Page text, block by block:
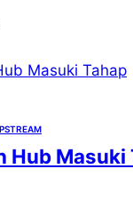
Hub Masuki